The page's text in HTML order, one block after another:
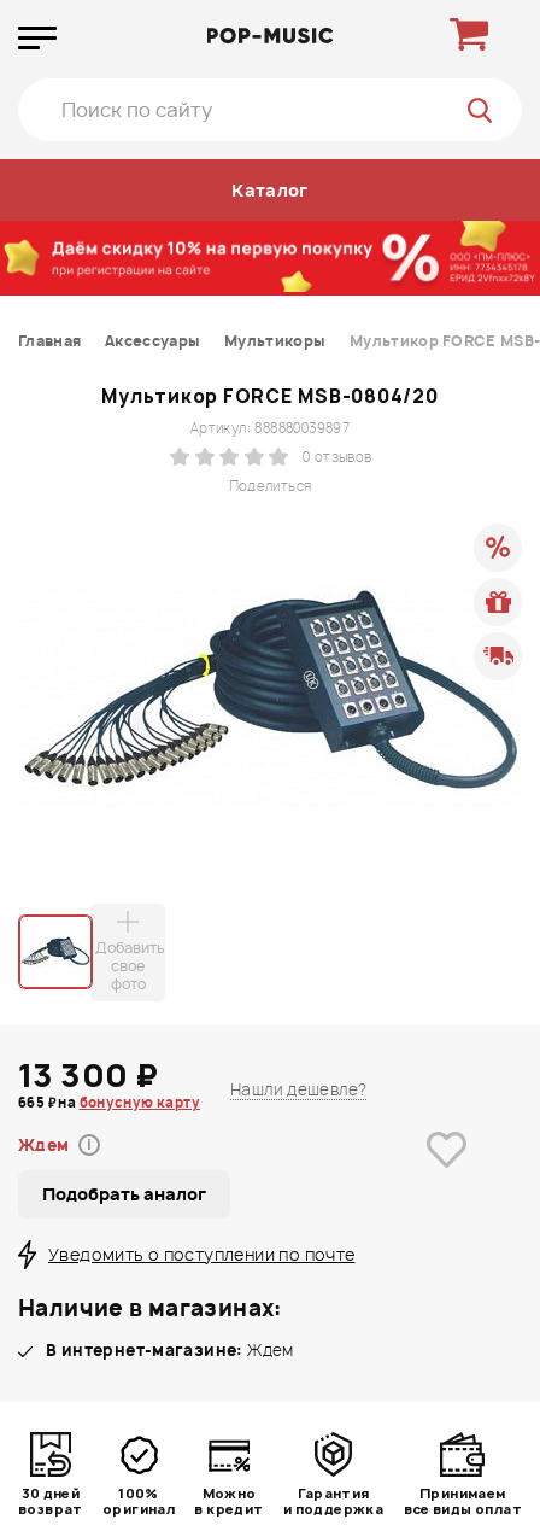
Каталог
Главная Аксессуары Мультикоры Мультикор FORCE
Мультикор FORCE MSB-0804/20
Поделиться
Артикул: 888880039897
0 отзывов
Добавить
свое
фото
13 300 ₽
665 ₽ на бонусную карту
Нашли дешевле?
Ждем i
Подобрать аналог
Уведомить о поступлении по почте
Наличие в магазинах:
В интернет-магазине: Ждем
30 дней
возврат
100%
оригинал
Можно
в кредит
Гарантия
и поддержка
Принимаем
все виды оплат